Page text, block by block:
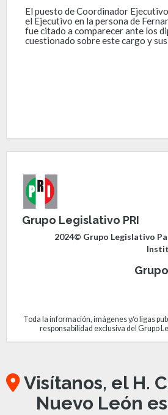
El puesto de Coordinador
el Ejecutivo en la persona de
fue citado a comparecer ante los
cuestionado sobre este cargo y
Grupo Legislativo PRI
2024© Grupo Legislativo
Toda la información, imágenes y/o ligas
responsabilidad exclusiva del Grupo
Visítanos, el H.
Nuevo León